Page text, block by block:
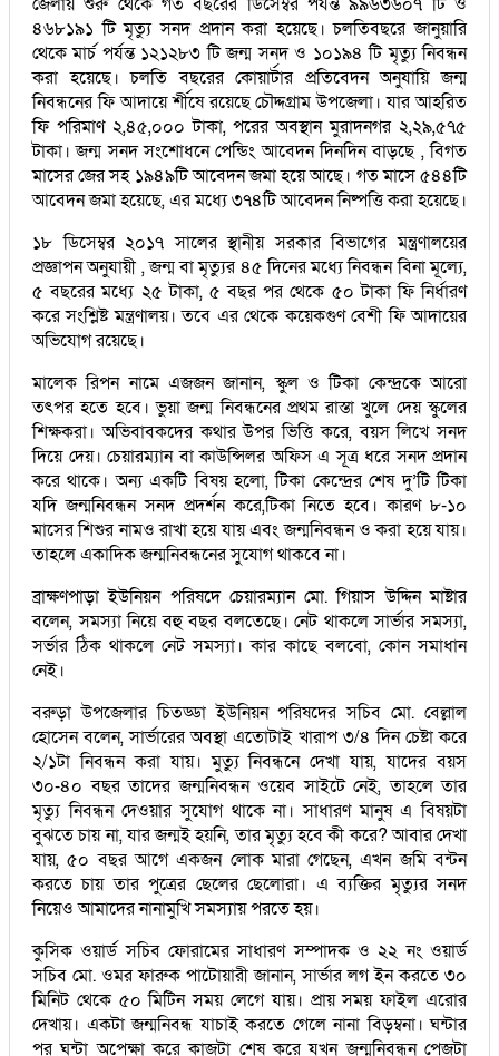
৪৬৮১৯১ টি মৃত্যু সনদ প্রদান করা হয়েছে। চলতিবছরে জানুয়ারি
থেকে মার্চ পর্যন্ত ১২১২৮৩ টি জন্ম সনদ ও ১০১৯৪ টি মৃত্যু নিবন্ধন
করা হয়েছে। চলতি বছরের কোয়ার্টার প্রতিবেদন অনুযায়ি জন্ম
নিবন্ধনের ফি আদায়ে র্শীষে রয়েছে চৌদ্দগ্রাম উপজেলা। যার আহরিত
ফি পরিমাণ ২,৪৫,০০০ টাকা, পরের অবস্থান মুরাদনগর ২,২৯,৫৭৫
টাকা। জন্ম সনদ সংশোধনে পেন্ডিং আবেদন দিনদিন বাড়ছে , বিগত
মাসের জের সহ ১৯৪৯টি আবেদন জমা হয়ে আছে। গত মাসে ৫৪৪টি
আবেদন জমা হয়েছে, এর মধ্যে ৩৭৪টি আবেদন নিষ্পত্তি করা হয়েছে।
১৮ ডিসেম্বর ২০১৭ সালের স্থানীয় সরকার বিভাগের মন্ত্রণালয়ের
প্রজ্ঞাপন অনুযায়ী , জন্ম বা মৃত্যুর ৪৫ দিনের মধ্যে নিবন্ধন বিনা মূল্যে,
৫ বছরের মধ্যে ২৫ টাকা, ৫ বছর পর থেকে ৫০ টাকা ফি নির্ধারণ
করে সংশ্লিষ্ট মন্ত্রণালয়। তবে এর থেকে কয়েকগুণ বেশী ফি আদায়ের
অভিযোগ রয়েছে।
মালেক রিপন নামে এজজন জানান, স্কুল ও টিকা কেন্দ্রকে আরো
তৎপর হতে হবে। ভুয়া জন্ম নিবন্ধনের প্রথম রাস্তা খুলে দেয় স্কুলের
শিক্ষকরা। অভিবাবকদের কথার উপর ভিত্তি করে, বয়স লিখে সনদ
দিয়ে দেয়। চেয়ারম্যান বা কাউন্সিলর অফিস এ সূত্র ধরে সনদ প্রদান
করে থাকে। অন্য একটি বিষয় হলো, টিকা কেন্দ্রের শেষ দু’টি টিকা
যদি জন্মনিবন্ধন সনদ প্রদর্শন করে,টিকা নিতে হবে। কারণ ৮-১০
মাসের শিশুর নামও রাখা হয়ে যায় এবং জন্মনিবন্ধন ও করা হয়ে যায়।
তাহলে একাদিক জন্মনিবন্ধনের সুযোগ থাকবে না।
ব্রাক্ষণপাড়া ইউনিয়ন পরিষদে চেয়ারম্যান মো. গিয়াস উদ্দিন মাষ্টার
বলেন, সমস্যা নিয়ে বহু বছর বলতেছে। নেট থাকলে সার্ভার সমস্যা,
সর্ভার ঠিক থাকলে নেট সমস্যা। কার কাছে বলবো, কোন সমাধান
নেই।
বরুড়া উপজেলার চিতড্ডা ইউনিয়ন পরিষদের সচিব মো. বেল্লাল
হোসেন বলেন, সার্ভারের অবস্থা এতোটাই খারাপ ৩/৪ দিন চেষ্টা করে
২/১টা নিবন্ধন করা যায়। মুত্যু নিবন্ধনে দেখা যায়, যাদের বয়স
৩০-৪০ বছর তাদের জন্মনিবন্ধন ওয়েব সাইটে নেই, তাহলে তার
মৃত্যু নিবন্ধন দেওয়ার সুযোগ থাকে না। সাধারণ মানুষ এ বিষয়টা
বুঝতে চায় না, যার জন্মই হয়নি, তার মৃত্যু হবে কী করে? আবার দেখা
যায়, ৫০ বছর আগে একজন লোক মারা গেছেন, এখন জমি বন্টন
করতে চায় তার পুত্রের ছেলের ছেলোরা। এ ব্যক্তির মৃত্যুর সনদ
নিয়েও আমাদের নানামুখি সমস্যায় পরতে হয়।
কুসিক ওয়ার্ড সচিব ফোরামের সাধারণ সম্পাদক ও ২২ নং ওয়ার্ড
সচিব মো. ওমর ফারুক পাটোয়ারী জানান, সার্ভার লগ ইন করতে ৩০
মিনিট থেকে ৫০ মিটিন সময় লেগে যায়। প্রায় সময় ফাইল এরোর
দেখায়। একটা জন্মনিবন্ধ যাচাই করতে গেলে নানা বিড়ম্বনা। ঘন্টার
পর ঘন্টা অপেক্ষা করে কাজটা শেষ করে যখন জন্মনিবন্ধন পেজটা